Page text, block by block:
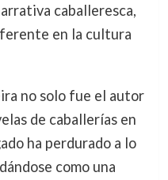
caballeresca,
en la cultura
no solo fue el autor
de caballerías en
ha perdurado a lo
como una